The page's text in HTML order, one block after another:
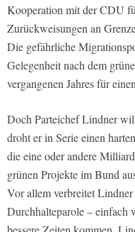
Kooperation mit der CDU
Zurückweisungen an
Die gefährliche
Gelegenheit nach dem
vergangenen Jahres für
Doch Parteichef Lindner
droht er in Serie einen
die eine oder andere
grünen Projekte im Bund
Vor allem verbreitet
Durchhalteparole – einfach